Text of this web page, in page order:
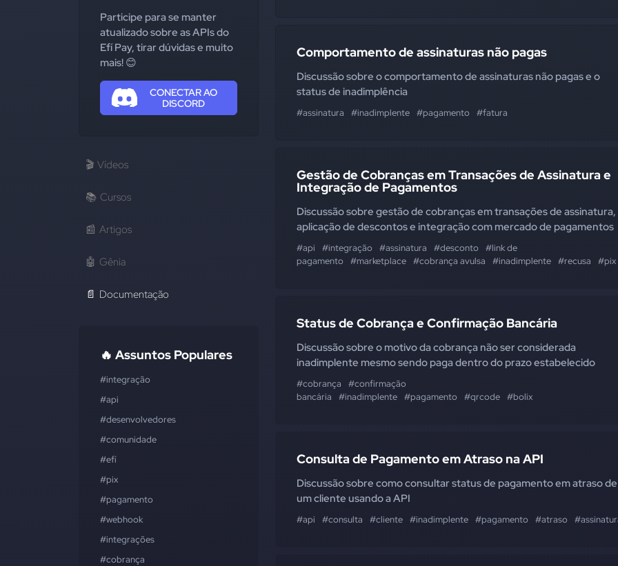
Participe para se manter
atualizado sobre as APIs do
Efí Pay, tirar dúvidas e muito
mais! 😊
CONECTAR AO
DISCORD
🎬 Vídeos
📚 Cursos
📰 Artigos
🤖 Gênia
📄 Documentação
🔥 Assuntos Populares
#integração
#api
#desenvolvedores
#comunidade
#efí
#pix
#pagamento
#webhook
#integrações
#cobrança
Comportamento de assinaturas não pagas
Discussão sobre o comportamento de assinaturas não pagas e o
status de inadimplência
#assinatura #inadimplente #pagamento #fatura
Gestão de Cobranças em Transações de Assinatura e
Integração de Pagamentos
Discussão sobre gestão de cobranças em transações de assinatura,
aplicação de descontos e integração com mercado de pagamentos
#api #integração #assinatura #desconto
#link de
pagamento
#marketplace #cobrança avulsa #inadimplente #recusa #pix
Status de Cobrança e Confirmação Bancária
Discussão sobre o motivo da cobrança não ser considerada
inadimplente mesmo sendo paga dentro do prazo estabelecido
#cobrança
#confirmação
bancária
#inadimplente #pagamento #qrcode #bolix
Consulta de Pagamento em Atraso na API
Discussão sobre como consultar status de pagamento em atraso de
um cliente usando a API
#api #consulta #cliente #inadimplente #pagamento #atraso